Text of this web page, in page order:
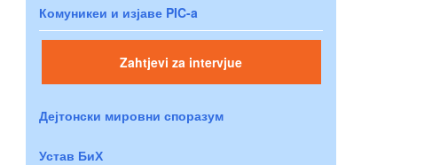
Комуникеи и изјаве PIC-a
Zahtjevi za intervjue
Дејтонски мировни споразум
Устав БиХ